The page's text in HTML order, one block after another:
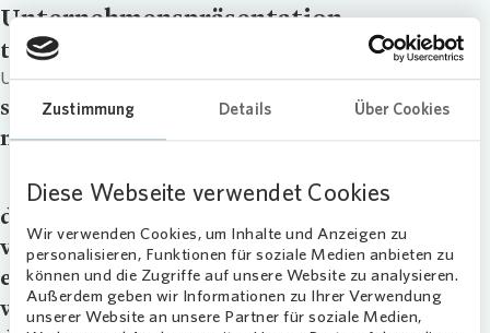
Zustimmung Details Über Cookies
Diese Webseite verwendet Cookies
Wir verwenden Cookies, um Inhalte und Anzeigen zu
personalisieren, Funktionen für soziale Medien anbieten zu
können und die Zugriffe auf unsere Website zu analysieren.
Außerdem geben wir Informationen zu Ihrer Verwendung
unserer Website an unsere Partner für soziale Medien,
Unternehmenspräsentation
title
Unternehmenspräsentation
signup
master_download
downloads
video
external_link
webcast